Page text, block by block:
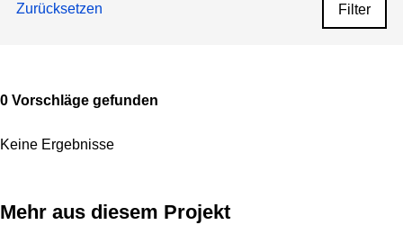
Zurücksetzen Filter
0 Vorschläge gefunden
Keine Ergebnisse
Mehr aus diesem Projekt